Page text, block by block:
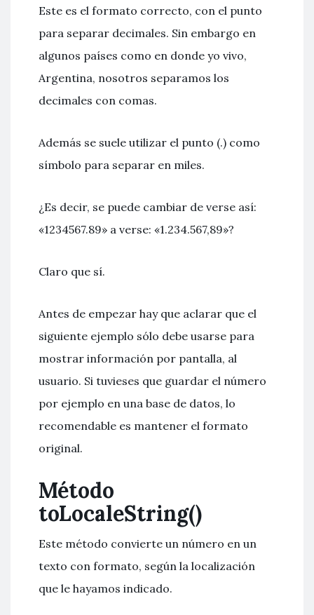
Este es el formato correcto, con el punto
para separar decimales. Sin embargo en
algunos países como en donde yo vivo,
Argentina, nosotros separamos los
decimales con comas.
Además se suele utilizar el punto (.) como
símbolo para separar en miles.
¿Es decir, se puede cambiar de verse así:
«1234567.89» a verse: «1.234.567,89»?
Claro que sí.
Antes de empezar hay que aclarar que el
siguiente ejemplo sólo debe usarse para
mostrar información por pantalla, al
usuario. Si tuvieses que guardar el número
por ejemplo en una base de datos, lo
recomendable es mantener el formato
original.
Método
toLocaleString()
Este método convierte un número en un
texto con formato, según la localización
que le hayamos indicado.